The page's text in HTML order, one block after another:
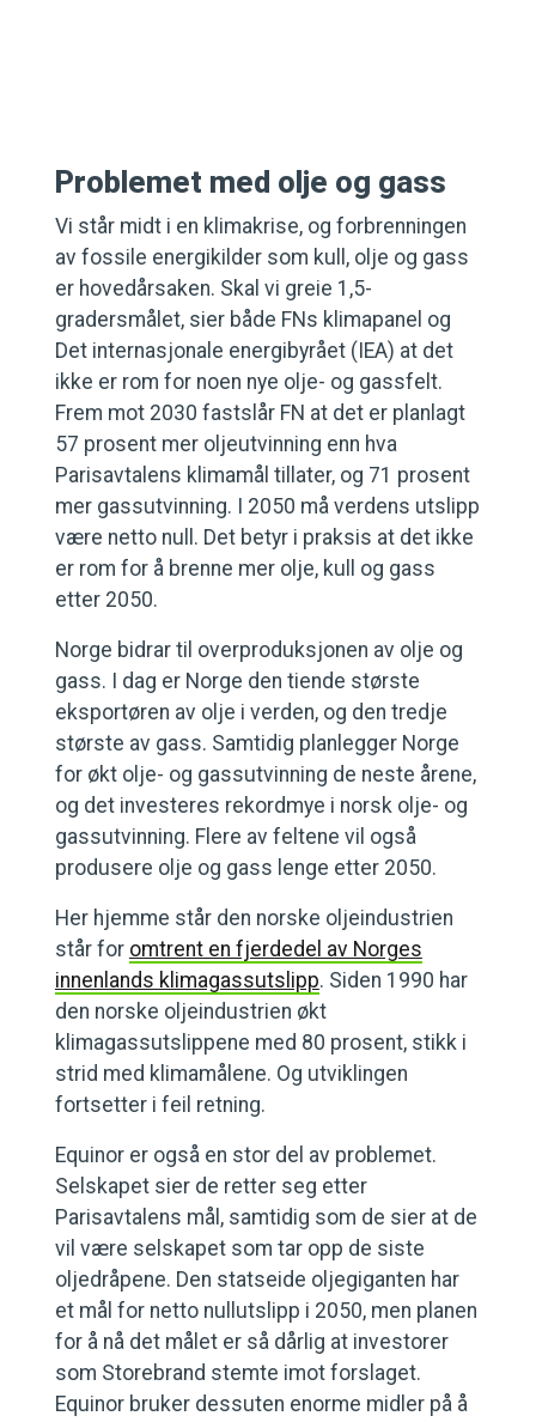
Problemet med olje og gass
Vi står midt i en klimakrise, og forbrenningen
av fossile energikilder som kull, olje og gass
er hovedårsaken. Skal vi greie 1,5-
gradersmålet, sier både FNs klimapanel og
Det internasjonale energibyrået (IEA) at det
ikke er rom for noen nye olje- og gassfelt.
Frem mot 2030 fastslår FN at det er planlagt
57 prosent mer oljeutvinning enn hva
Parisavtalens klimamål tillater, og 71 prosent
mer gassutvinning. I 2050 må verdens utslipp
være netto null. Det betyr i praksis at det ikke
er rom for å brenne mer olje, kull og gass
etter 2050.
Norge bidrar til overproduksjonen av olje og
gass. I dag er Norge den tiende største
eksportøren av olje i verden, og den tredje
største av gass. Samtidig planlegger Norge
for økt olje- og gassutvinning de neste årene,
og det investeres rekordmye i norsk olje- og
gassutvinning. Flere av feltene vil også
produsere olje og gass lenge etter 2050.
Her hjemme står den norske oljeindustrien
står for omtrent en fjerdedel av Norges
innenlands klimagassutslipp. Siden 1990 har
den norske oljeindustrien økt
klimagassutslippene med 80 prosent, stikk i
strid med klimamålene. Og utviklingen
fortsetter i feil retning.
Equinor er også en stor del av problemet.
Selskapet sier de retter seg etter
Parisavtalens mål, samtidig som de sier at de
vil være selskapet som tar opp de siste
oljedråpene. Den statseide oljegiganten har
et mål for netto nullutslipp i 2050, men planen
for å nå det målet er så dårlig at investorer
som Storebrand stemte imot forslaget.
Equinor bruker dessuten enorme midler på å